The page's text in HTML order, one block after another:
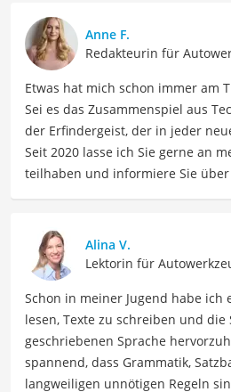
Anne F.
Redakteurin für
Etwas hat mich schon immer am
Sei es das Zusammenspiel aus
der Erfindergeist, der in jeder
Seit 2020 lasse ich Sie gerne an
teilhaben und informiere Sie über
Fahrzeugtechnologien und
umfassen detaillierte
Fahrzeugwartungstipps,
aus der Automobilindustrie.
Der Scheibenwischer-Abzieher-
Sicht besonders empfehlenswert
Mechaniker.
Alina V.
Lektorin für
Schon in meiner Jugend habe ich
lesen, Texte zu schreiben und die
geschriebenen Sprache
spannend, dass Grammatik,
langweiligen unnötigen Regeln